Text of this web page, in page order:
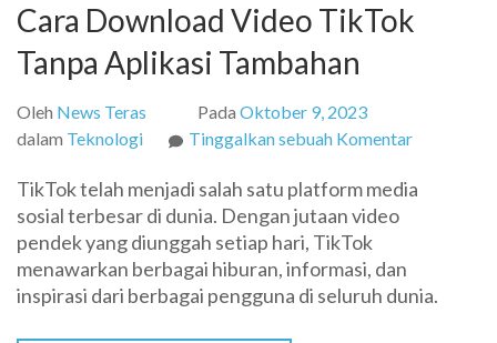
Cara Download Video TikTok
Tanpa Aplikasi Tambahan
Oleh News Teras Pada Oktober 9, 2023
dalam Teknologi Tinggalkan sebuah Komentarpada
Download
Aplikasi
TikTok telah menjadi salah satu platform media
sosial terbesar di dunia. Dengan jutaan video
pendek yang diunggah setiap hari, TikTok
menawarkan berbagai hiburan, informasi, dan
inspirasi dari berbagai pengguna di seluruh dunia.